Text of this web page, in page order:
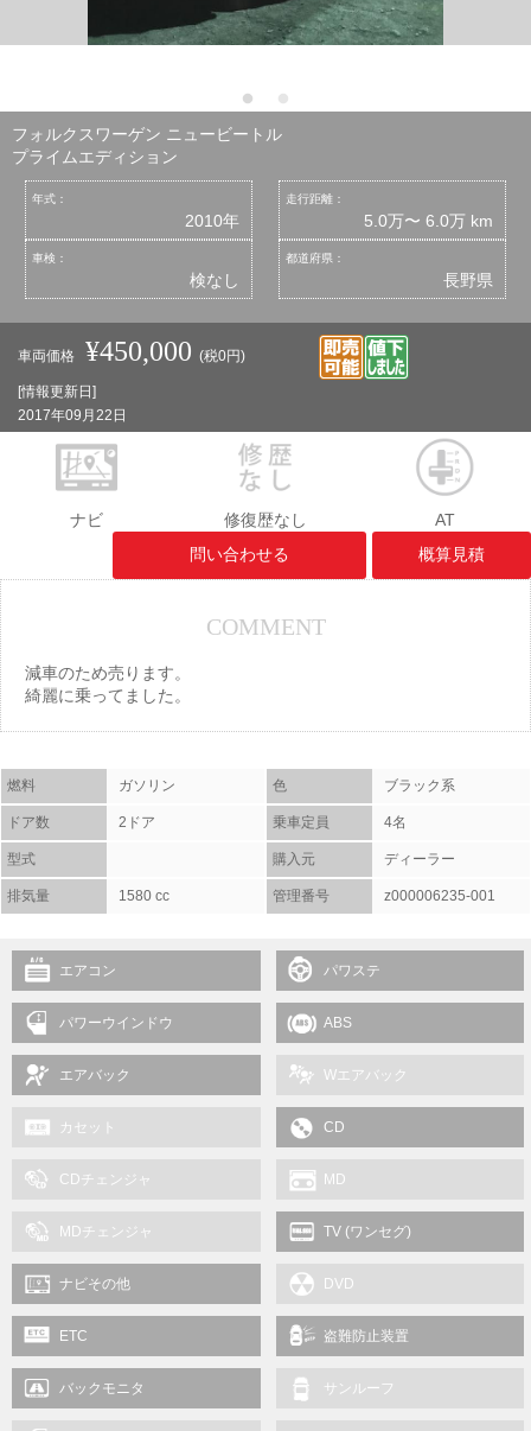
フォルクスワーゲン ニュービートル
プライムエディション
年式：
2010年
走行距離：
5.0万〜 6.0万 km
車検：
検なし
都道府県：
長野県
車両価格 ¥450,000(税0円)
[情報更新日]
2017年09月22日
ナビ 修復歴なし
AT
問い合わせる
概算見積
COMMENT
減車のため売ります。
綺麗に乗ってました。
燃料 ガソリン 色 ブラック系
ドア数 2ドア 乗車定員 4名
型式 購入元 ディーラー
排気量 1580 cc 管理番号 z000006235-001
エアコン パワステ
パワーウインドウ ABS
エアバック Wエアバック
カセット CD
CDチェンジャ MD
MDチェンジャ TV (ワンセグ)
ナビその他 DVD
ETC 盗難防止装置
バックモニタ サンルーフ